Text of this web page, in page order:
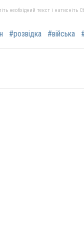
необхідний текст і натисніть
#розвідка #війська